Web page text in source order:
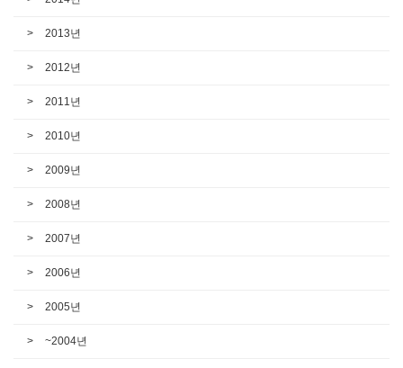
2013년
2012년
2011년
2010년
2009년
2008년
2007년
2006년
2005년
~2004년